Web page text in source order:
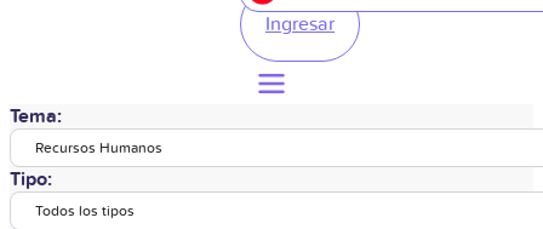
Ingresar
Tema:
Recursos Humanos
Tipo:
Todos los tipos